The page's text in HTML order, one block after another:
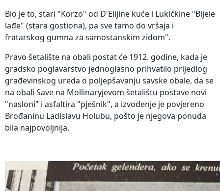
Bio je to, stari "Korzo" od D'Elijine kuće i Lukićkine "Bijele
lađe" (stara gostiona), pa sve tamo do vršaja i
fratarskog gumna za samostanskim zidom".
Pravo šetalište na obali postat će 1912. godine, kada je
gradsko poglavarstvo jednoglasno prihvatilo prijedlog
građevinskog ureda o poljepšavanju savske obale, da se
na obali Save na Mollinaryjevom šetalištu postave novi
"nasloni" i asfaltira "pješnik", a izvođenje je povjereno
Brođaninu Ladislavu Holubu, pošto je njegova ponuda
bila najpovoljnija.